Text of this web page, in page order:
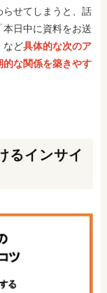
せてしまうと、話
日中に資料をお送
など具体的な次のア
な関係を築きやす
るインサイ